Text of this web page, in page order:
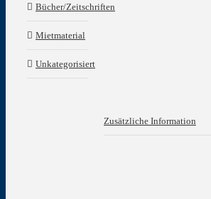
Zusätzliche Information
Bücher/Zeitschriften
Mietmaterial
Unkategorisiert